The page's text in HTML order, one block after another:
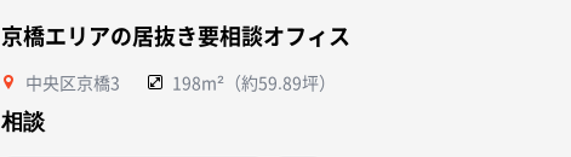
京橋エリアの居抜き要相談オフィス
中央区京橋3 198m²（約59.89坪）
相談